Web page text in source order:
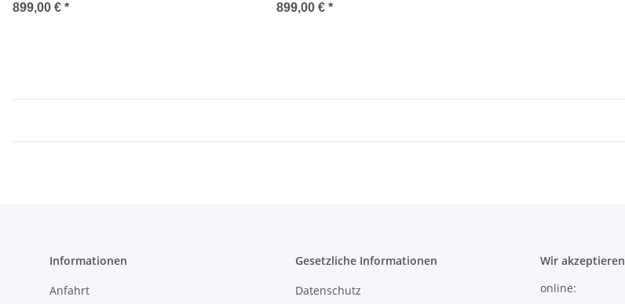
899,00 € * 899,00 € *
Informationen
Anfahrt
Gesetzliche Informationen
Datenschutz
Wir akzeptieren
online: